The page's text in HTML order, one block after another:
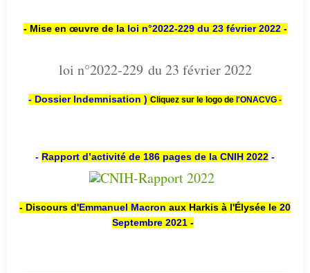
- Mise en œuvre de la loi n°2022-229 du 23 février 2022 -
loi n°2022-229 du 23 février 2022
- Dossier Indemnisation ) Cliquez sur le logo de l'ONACVG -
- Rapport d’activité de 186 pages de la CNIH 2022 -
- Discours d'Emmanuel Macron aux Harkis à l'Élysée le 20
Septembre 2021 -